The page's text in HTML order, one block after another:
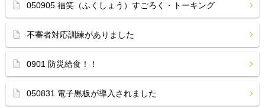
050905 福笑（ふくしょう）すごろく・トーキング
不審者対応訓練がありました
0901 防災給食！！
050831 電子黒板が導入されました